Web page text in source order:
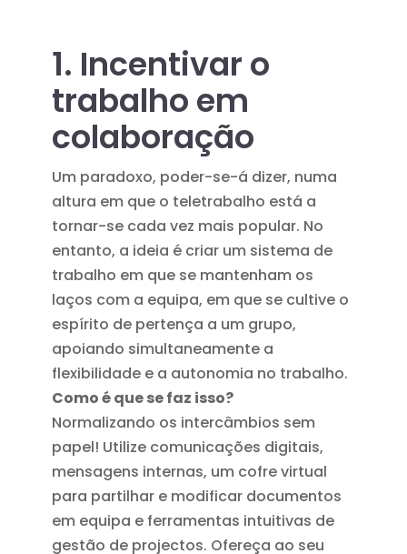
1. Incentivar o
trabalho em
colaboração
Um paradoxo, poder-se-á dizer, numa
altura em que o teletrabalho está a
tornar-se cada vez mais popular. No
entanto, a ideia é criar um sistema de
trabalho em que se mantenham os
laços com a equipa, em que se cultive o
espírito de pertença a um grupo,
apoiando simultaneamente a
flexibilidade e a autonomia no trabalho.
Como é que se faz isso?
Normalizando os intercâmbios sem
papel! Utilize comunicações digitais,
mensagens internas, um cofre virtual
para partilhar e modificar documentos
em equipa e ferramentas intuitivas de
gestão de projectos. Ofereça ao seu